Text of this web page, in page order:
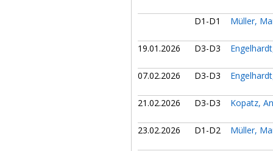
D1-D1 Müller,
19.01.2026 D3-D3
07.02.2026 D3-D3
21.02.2026 D3-D3 Kopatz,
23.02.2026 D1-D2 Müller,